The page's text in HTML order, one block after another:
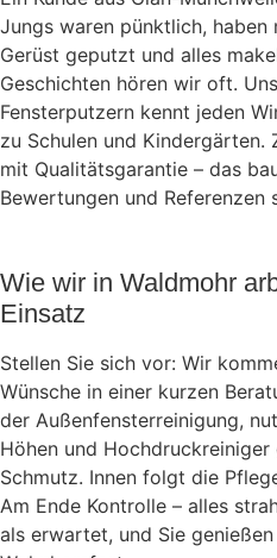
Jungs waren pünktlich, haben
Gerüst geputzt und alles
Geschichten hören wir oft.
Fensterputzern kennt jeden
zu Schulen und Kindergärten.
mit Qualitätsgarantie – das
Bewertungen und Referenzen
Wie wir in Waldmohr
Einsatz
Stellen Sie sich vor: Wir
Wünsche in einer kurzen
der Außenfensterreinigung,
Höhen und
Schmutz. Innen folgt die
Am Ende Kontrolle – alles
als erwartet, und Sie